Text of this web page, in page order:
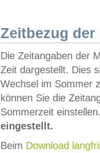
Zeitbezug der
Die Zeitangaben der
Zeit dargestellt. Dies
Wechsel im Sommer
können Sie die
Sommerzeit
eingestellt.
Beim Download